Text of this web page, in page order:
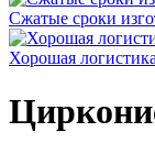
Сжатые сроки
Хорошая